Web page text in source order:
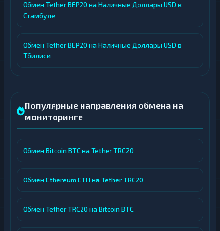
Обмен Tether BEP20 на Наличные Доллары USD в
Стамбуле
Обмен Tether BEP20 на Наличные Доллары USD в
Тбилиси
Популярные направления обмена на
мониторинге
Обмен Bitcoin BTC на Tether TRC20
Обмен Ethereum ETH на Tether TRC20
Обмен Tether TRC20 на Bitcoin BTC